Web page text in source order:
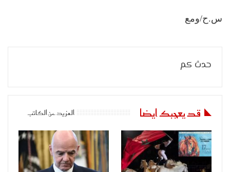
س.ح/ومع
حدث كم
قد يعجبك ايضا المزيد عن الكاتب